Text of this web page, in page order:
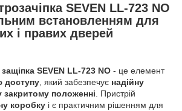
SEVEN LL-723 NO
встановленням для
і правих дверей
SEVEN LL-723 NO - це елемент
доступу, який забезпечує надійну
закритому положенні. Пристрій
коробку і є практичним рішенням для